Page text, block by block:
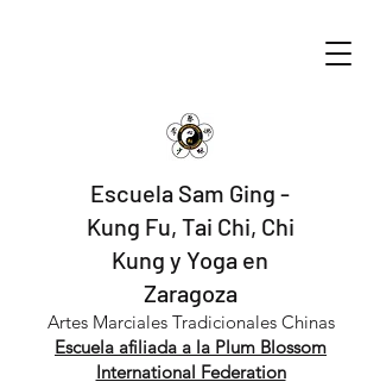
Escuela Sam Ging -
Kung Fu, Tai Chi, Chi
Kung y Yoga en
Zaragoza
​​Artes Marciales Tradicionales Chinas
Escuela afiliada a la Plum Blossom
International Federation